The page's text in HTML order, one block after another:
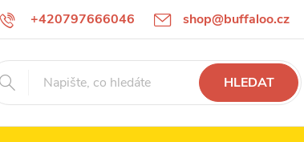
+420797666046 shop@buffaloo.cz
velikostí
HLEDAT